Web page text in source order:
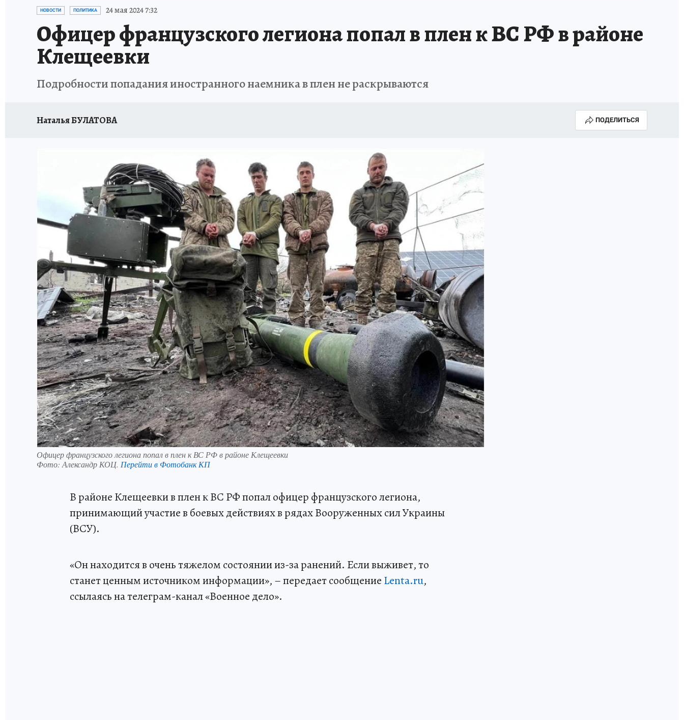
ИСПЫТАНО НА СЕБЕ
НОВОСТИ ПОЛИТИКА 24 мая 2024 7:32
Офицер французского легиона попал в плен к ВС РФ в районе
Клещеевки
Подробности попадания иностранного наемника в плен не раскрываются
Наталья БУЛАТОВА ПОДЕЛИТЬСЯ
Офицер французского легиона попал в плен к ВС РФ в районе Клещеевки
Фото: Александр КОЦ. Перейти в Фотобанк КП
В районе Клещеевки в плен к ВС РФ попал офицер французского легиона,
принимающий участие в боевых действиях в рядах Вооруженных сил Украины
(ВСУ).
«Он находится в очень тяжелом состоянии из-за ранений. Если выживет, то
станет ценным источником информации», – передает сообщение Lenta.ru,
ссылаясь на телеграм-канал «Военное дело».